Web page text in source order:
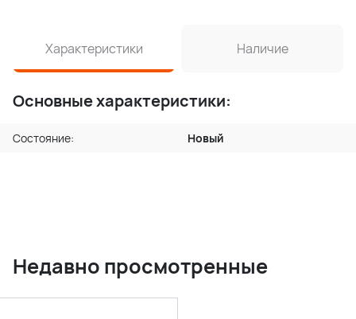
Характеристики Наличие
Основные характеристики:
Состояние: Новый
Недавно просмотренные